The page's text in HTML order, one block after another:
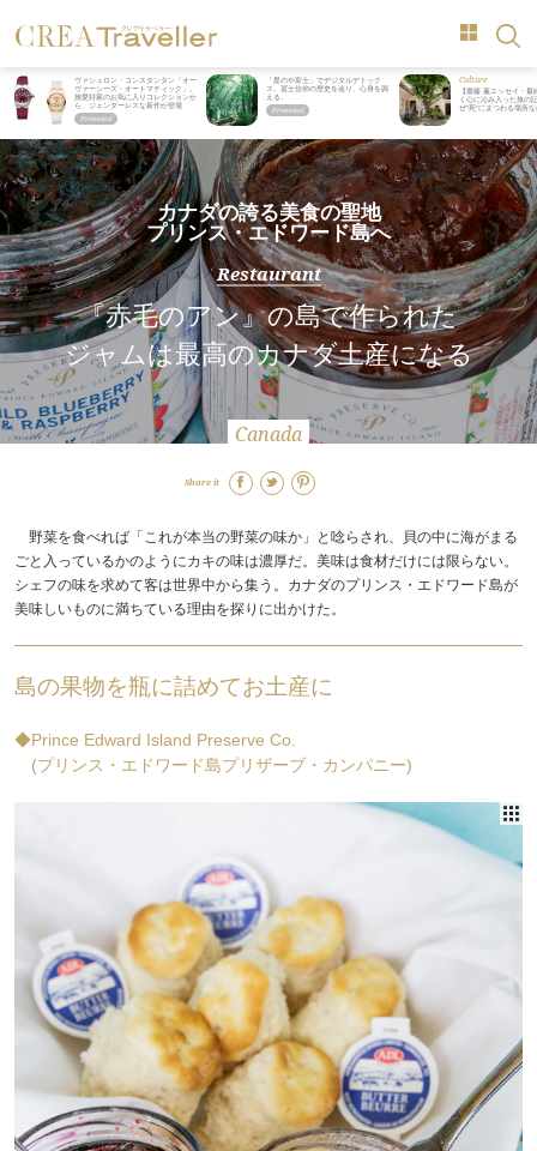
ヴァシュロン・コンスタンタン「オー
ヴァーシーズ・オートマティック」。
旅愛好家のお気に入りコレクションか
ら、ジェンダーレスな新作が登場
「星のや富士」でデジタルデトック
ス。冨士信仰の歴史を辿り、心身を調
える。
Culture
【齋藤 薫エッセイ・最
く心に沁み入った旅の
ぜ“死”にまつわる場所
カナダの誇る美食の聖地
プリンス・エドワード島へ
Restaurant
『赤毛のアン』の島で作られた
ジャムは最高のカナダ土産になる
Canada
Share it
野菜を食べれば「これが本当の野菜の味か」と唸らされ、貝の中に海がまる
ごと入っているかのようにカキの味は濃厚だ。美味は食材だけには限らない。
シェフの味を求めて客は世界中から集う。 カナダのプリンス・エドワード島が
美味しいものに満ちている理由を探りに出かけた。
島の果物を瓶に詰めてお土産に
◆Prince Edward Island Preserve Co.
(プリンス・エドワード島プリザーブ・カンパニー)